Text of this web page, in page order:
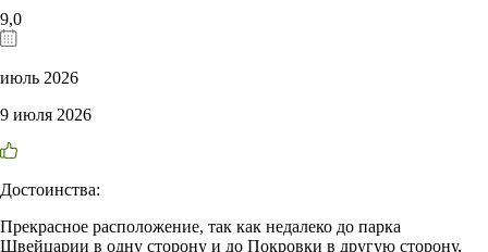
9,0
июль 2026
9 июля 2026
Достоинства:
Прекрасное расположение, так как недалеко до парка
Швейцарии в одну сторону и до Покровки в другую сторону,